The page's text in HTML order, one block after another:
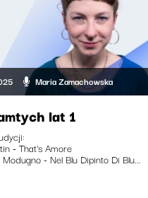
Maria Zamachowska
lat 1
- That's Amore
- Nel Blu Dipinto Di Blu...